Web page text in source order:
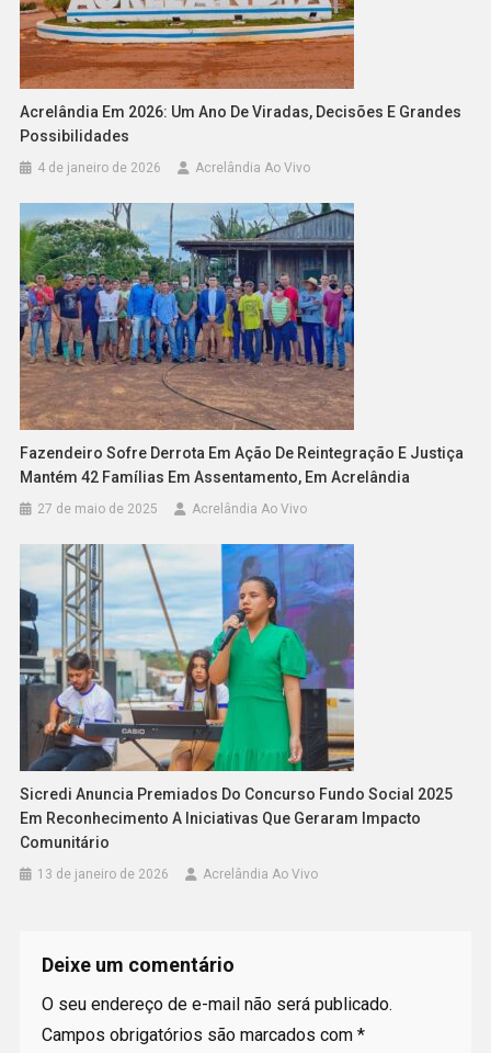
Acrelândia Em 2026: Um Ano De Viradas, Decisões E Grandes
Possibilidades
4 de janeiro de 2026 Acrelândia Ao Vivo
Fazendeiro Sofre Derrota Em Ação De Reintegração E Justiça
Mantém 42 Famílias Em Assentamento, Em Acrelândia
27 de maio de 2025 Acrelândia Ao Vivo
Sicredi Anuncia Premiados Do Concurso Fundo Social 2025
Em Reconhecimento A Iniciativas Que Geraram Impacto
Comunitário
13 de janeiro de 2026 Acrelândia Ao Vivo
Deixe um comentário
O seu endereço de e-mail não será publicado.
Campos obrigatórios são marcados com *